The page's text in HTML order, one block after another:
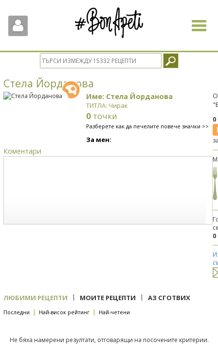
Toggle
Стела Йорданова
Име: Стела Йорданова
ТИТЛА: Чирак
0 точки
Разберете как да печелите повече значки >>
За мен:
Коментари
0
ЛЮБИМИ РЕЦЕПТИ | МОИТЕ РЕЦЕПТИ | АЗ СГОТВИХ
Последни | Най-висок рейтинг | Най-четени
Не бяха намерени резултати, отговарящи на посочените критерии.